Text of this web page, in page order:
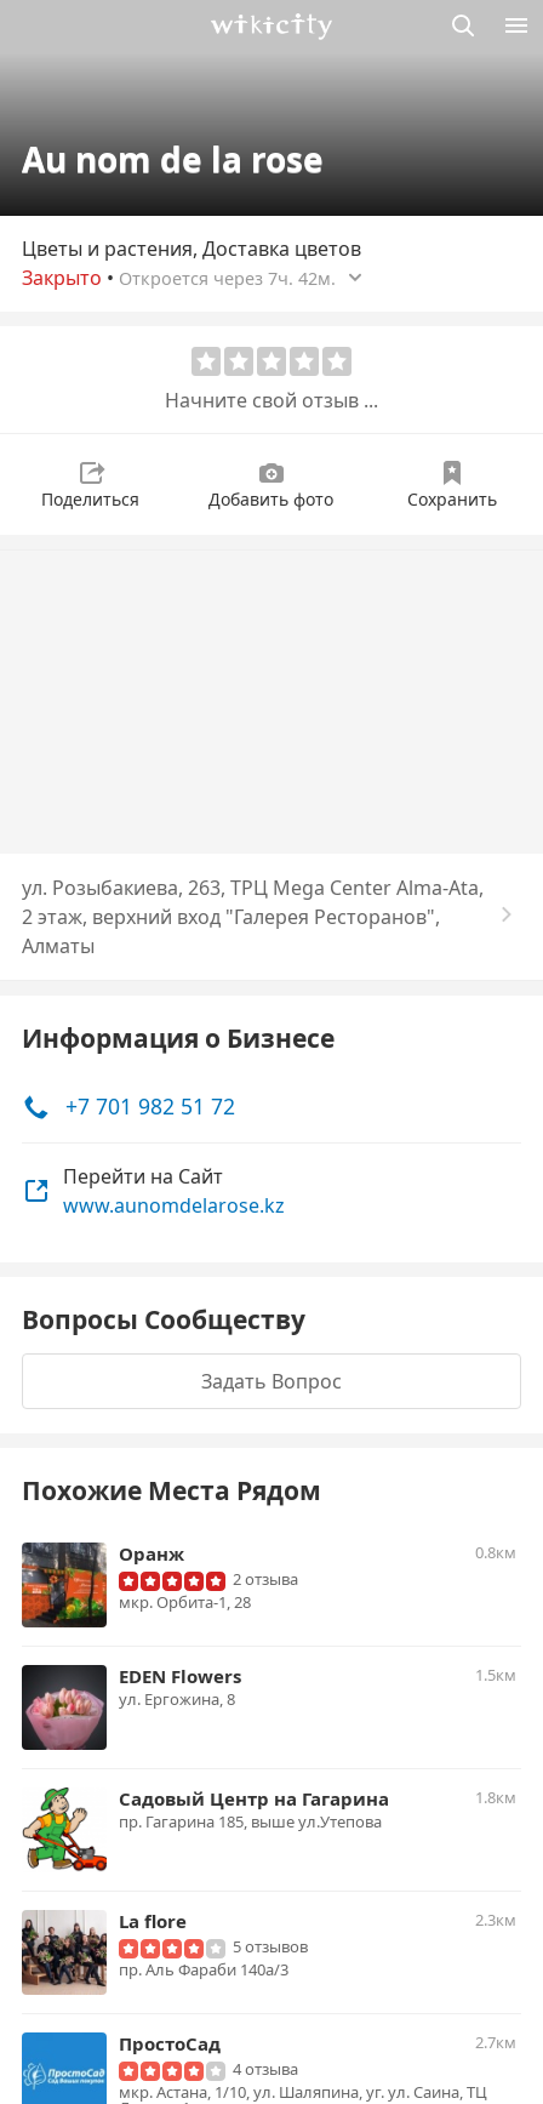
Au nom de la rose
Цветы и растения, Доставка цветов
Закрыто • Откроется через 7ч. 42м.
Начните свой отзыв ...
Поделиться Добавить фото Сохранить
ул. Розыбакиева, 263, ТРЦ Mega Center Alma-Ata,
2 этаж, верхний вход "Галерея Ресторанов",
Алматы
Информация о Бизнесе
+7 701 982 51 72
Перейти на Сайт
www.aunomdelarose.kz
Вопросы Сообществу
Задать Вопрос
Похожие Места Рядом
Оранж
0.8км
2 отзыва
мкр. Орбита-1, 28
EDEN Flowers
1.5км
ул. Ергожина, 8
Садовый Центр на Гагарина
1.8км
пр. Гагарина 185, выше ул.Утепова
La flore
2.3км
5 отзывов
пр. Аль Фараби 140а/3
ПростоСад
2.7км
4 отзыва
мкр. Астана, 1/10, ул. Шаляпина, уг. ул. Саина, ТЦ